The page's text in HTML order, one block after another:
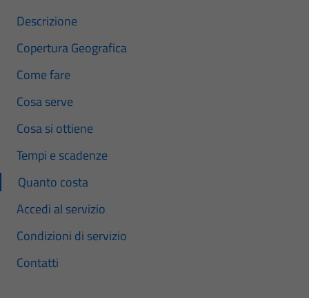
Descrizione
Copertura Geografica
Come fare
Cosa serve
Cosa si ottiene
Tempi e scadenze
Quanto costa
Accedi al servizio
Condizioni di servizio
Contatti